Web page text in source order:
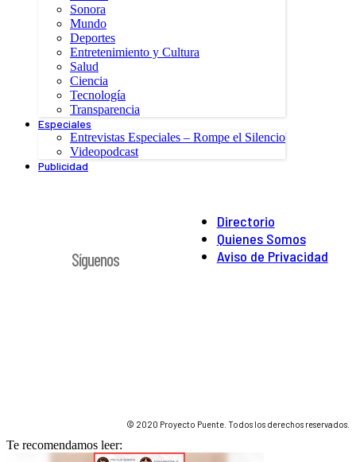
Sonora
Mundo
Deportes
Entretenimiento y Cultura
Salud
Ciencia
Tecnología
Transparencia
Especiales
Entrevistas Especiales – Rompe el Silencio
Videopodcast
Publicidad
Directorio
Quienes Somos
Aviso de Privacidad
Síguenos
© 2020 Proyecto Puente. Todos los derechos reservados.
Te recomendamos leer: